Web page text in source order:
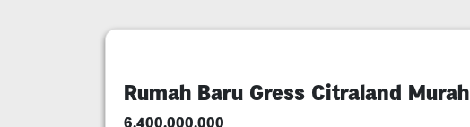
Rumah Baru Gress Citraland Murah
6,400,000,000